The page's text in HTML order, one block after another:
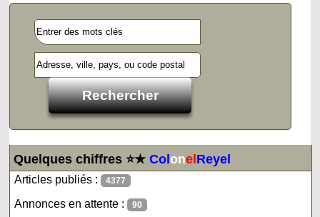
Quelques chiffres ⭐★ColonelReyel
Articles publiés : 4377
Annonces en attente : 90